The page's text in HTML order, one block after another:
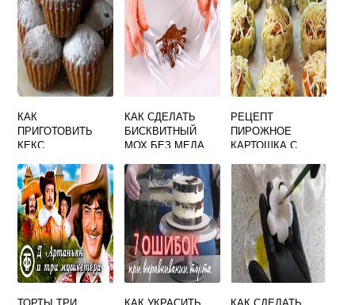
КАК
ПРИГОТОВИТЬ
КЕКС
РЕЦЕПТ
КАК СДЕЛАТЬ
БИСКВИТНЫЙ
МОХ БЕЗ МЕДА
РЕЦЕПТ
ПИРОЖНОЕ
КАРТОШКА С